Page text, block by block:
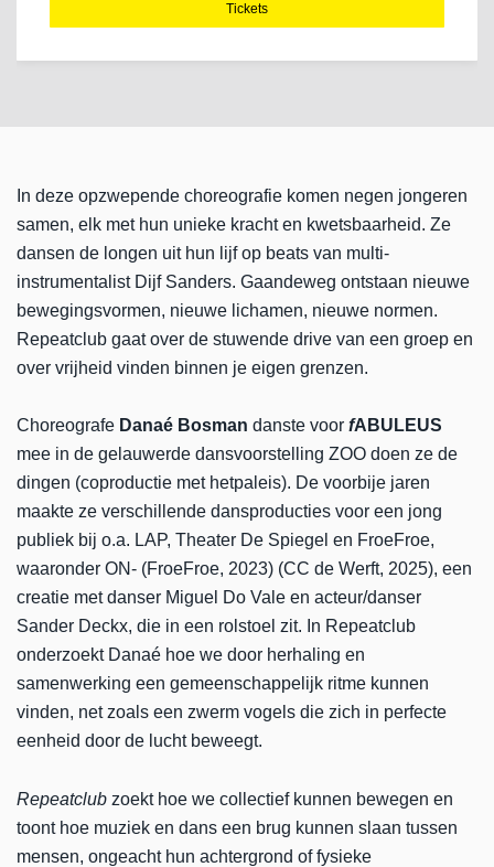
Tickets
In deze opzwepende choreografie komen negen jongeren
samen, elk met hun unieke kracht en kwetsbaarheid. Ze
dansen de longen uit hun lijf op beats van multi-
instrumentalist Dijf Sanders. Gaandeweg ontstaan nieuwe
bewegingsvormen, nieuwe lichamen, nieuwe normen.
Repeatclub gaat over de stuwende drive van een groep en
over vrijheid vinden binnen je eigen grenzen.
Choreografe Danaé Bosman danste voor fABULEUS
mee in de gelauwerde dansvoorstelling ZOO doen ze de
dingen (coproductie met hetpaleis). De voorbije jaren
maakte ze verschillende dansproducties voor een jong
publiek bij o.a. LAP, Theater De Spiegel en FroeFroe,
waaronder ON- (FroeFroe, 2023) (CC de Werft, 2025), een
creatie met danser Miguel Do Vale en acteur/danser
Sander Deckx, die in een rolstoel zit. In Repeatclub
onderzoekt Danaé hoe we door herhaling en
samenwerking een gemeenschappelijk ritme kunnen
vinden, net zoals een zwerm vogels die zich in perfecte
eenheid door de lucht beweegt.
Repeatclub zoekt hoe we collectief kunnen bewegen en
toont hoe muziek en dans een brug kunnen slaan tussen
mensen, ongeacht hun achtergrond of fysieke